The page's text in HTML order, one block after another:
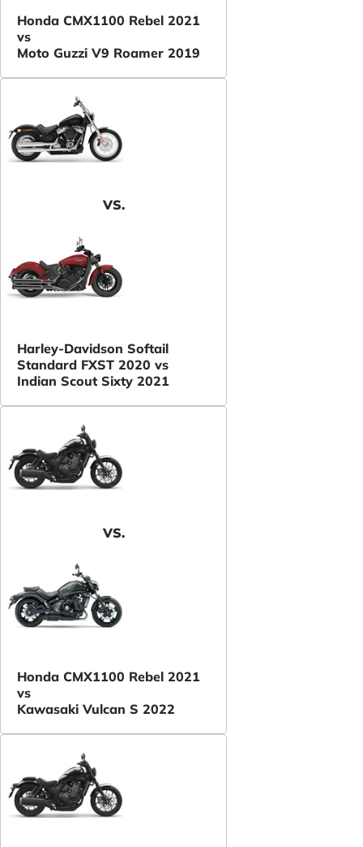
Honda CMX1100 Rebel 2021
vs
Moto Guzzi V9 Roamer 2019
VS.
Harley-Davidson Softail
Standard FXST 2020 vs
Indian Scout Sixty 2021
VS.
Honda CMX1100 Rebel 2021
vs
Kawasaki Vulcan S 2022